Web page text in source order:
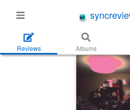
Reviews Albums